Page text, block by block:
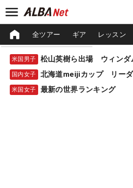
全ツアー ギア レッスン
米国男子
国内女子 北海道meijiカップ リー
米国女子 最新の世界ランキング